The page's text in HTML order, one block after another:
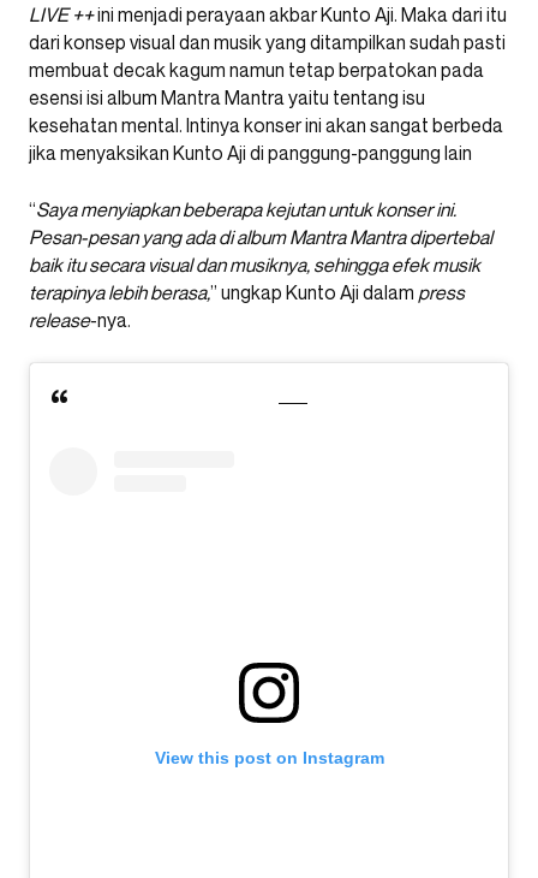
LIVE ++ini menjadi perayaan akbar Kunto Aji. Maka dari itu
dari konsep visual dan musik yang ditampilkan sudah pasti
membuat decak kagum namun tetap berpatokan pada
esensi isi album Mantra Mantra yaitu tentang isu
kesehatan mental. Intinya konser ini akan sangat berbeda
jika menyaksikan Kunto Aji di panggung-panggung lain
“Saya menyiapkan beberapa kejutan untuk konser ini.
Pesan-pesan yang ada di album Mantra Mantra dipertebal
baik itu secara visual dan musiknya, sehingga efek musik
terapinya lebih berasa,” ungkap Kunto Aji dalam press
release-nya.
View this post on Instagram